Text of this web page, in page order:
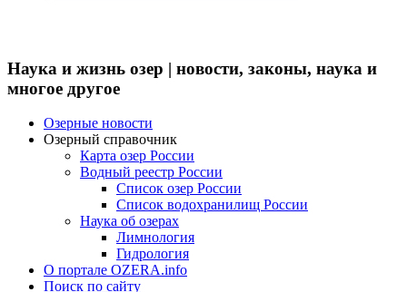
Наука и жизнь озер | новости, законы, наука и
многое другое
Озерные новости
Озерный справочник
Карта озер России
Водный реестр России
Список озер России
Список водохранилищ России
Наука об озерах
Лимнология
Гидрология
О портале OZERA.info
Поиск по сайту